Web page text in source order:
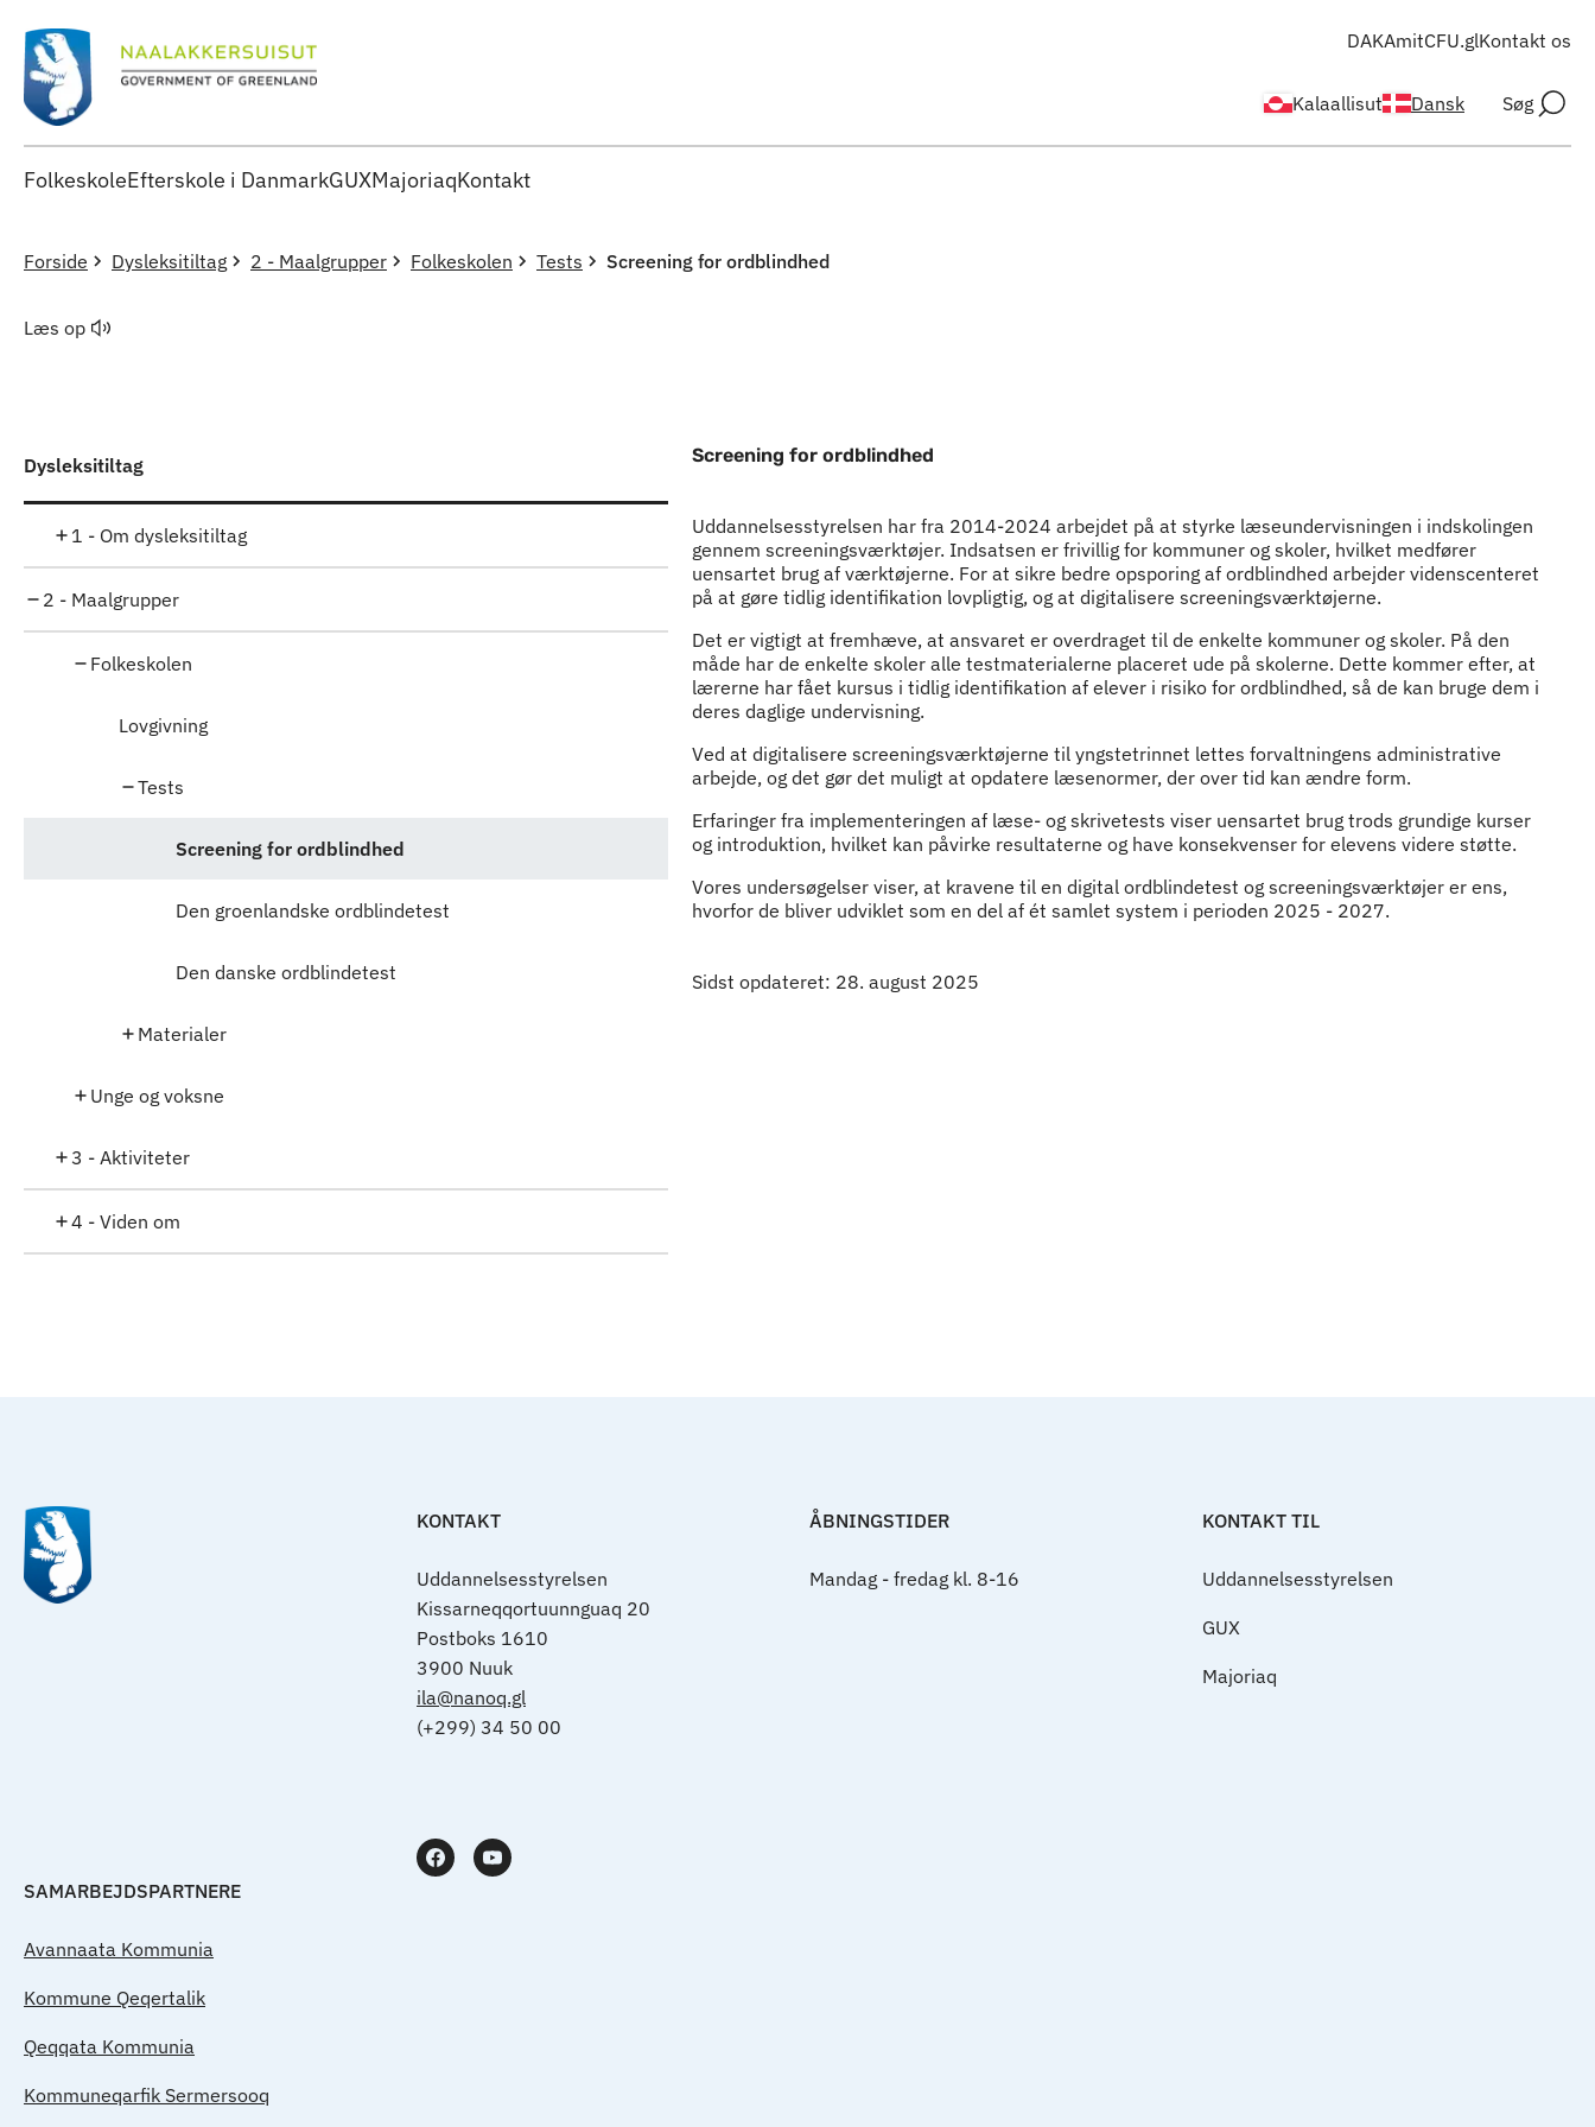
Kalaallisut Dansk Søg
DAKAmitCFU.glKontakt os
FolkeskoleEfterskole i DanmarkGUXMajoriaqKontakt
Forside Dysleksitiltag 2 - Maalgrupper Folkeskolen Tests Screening for ordblindhed
Læs op
Screening for ordblindhed
Indhold
Uddannelsesstyrelsen har fra 2014-2024 arbejdet på at styrke læseundervisningen i indskolingen
gennem screeningsværktøjer. Indsatsen er frivillig for kommuner og skoler, hvilket medfører
uensartet brug af værktøjerne. For at sikre bedre opsporing af ordblindhed arbejder videnscenteret
på at gøre tidlig identifikation lovpligtig, og at digitalisere screeningsværktøjerne.
Det er vigtigt at fremhæve, at ansvaret er overdraget til de enkelte kommuner og skoler. På den
måde har de enkelte skoler alle testmaterialerne placeret ude på skolerne. Dette kommer efter, at
lærerne har fået kursus i tidlig identifikation af elever i risiko for ordblindhed, så de kan bruge dem i
deres daglige undervisning.
Ved at digitalisere screeningsværktøjerne til yngstetrinnet lettes forvaltningens administrative
arbejde, og det gør det muligt at opdatere læsenormer, der over tid kan ændre form.
Erfaringer fra implementeringen af læse- og skrivetests viser uensartet brug trods grundige kurser
og introduktion, hvilket kan påvirke resultaterne og have konsekvenser for elevens videre støtte.
Vores undersøgelser viser, at kravene til en digital ordblindetest og screeningsværktøjer er ens,
hvorfor de bliver udviklet som en del af ét samlet system i perioden 2025 - 2027.
Sidst opdateret: 28. august 2025
Dysleksitiltag
1 - Om dysleksitiltag
2 - Maalgrupper
Folkeskolen
Lovgivning
Tests
Screening for ordblindhed
Den groenlandske ordblindetest
Den danske ordblindetest
Materialer
Unge og voksne
3 - Aktiviteter
4 - Viden om
KONTAKT
Uddannelsesstyrelsen
Kissarneqqortuunnguaq 20
Postboks 1610
3900 Nuuk
ila@nanoq.gl
(+299) 34 50 00
ÅBNINGSTIDER
Mandag - fredag kl. 8-16
KONTAKT TIL
Uddannelsesstyrelsen
GUX
Majoriaq
SAMARBEJDSPARTNERE
Avannaata Kommunia
Kommune Qeqertalik
Qeqqata Kommunia
Kommuneqarfik Sermersooq